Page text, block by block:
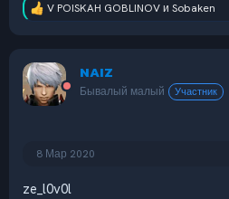
Р
ц
и
и
V POISKAH GOBLINOVи Sobaken
NAIZ
Бывалый малый Участник
8 Мар 2020
ze_l0v0l